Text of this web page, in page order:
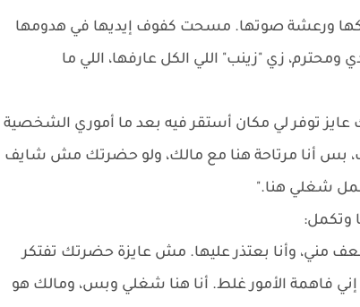
ورعشة صوتها. مسحت كفوف إيديها في هدومها
زي "زينب" اللي الكل عارفها، اللي ما
عايز توفر لي مكان أستقر فيه بعد ما أموري الشخصية
بس أنا مرتاحة هنا مع مالك، ولو حضرتك مش شايف
شغلي هنا."
وتكمل:
مني، وأنا بعتذر عليها. مش عايزة حضرتك تفتكر
فاهمة الأمور غلط. أنا هنا شغلي وبس، ومالك هو